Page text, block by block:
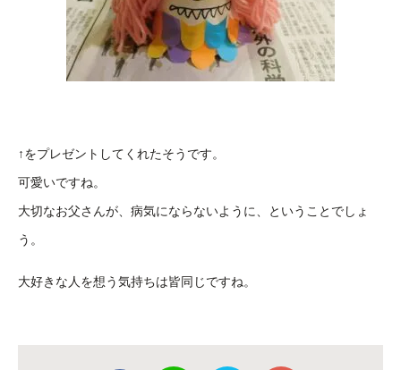
↑をプレゼントしてくれたそうです。
可愛いですね。
大切なお父さんが、病気にならないように、ということでしょ
う。
大好きな人を想う気持ちは皆同じですね。